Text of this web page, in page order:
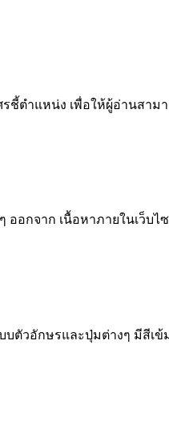
ชี้ตำแหน่ง เพื่อให้ผู้อ่านสา
อกจาก เนื้อหาภายในเว็บ
บตัวอักษรและปุ่มต่างๆ มีสีเ